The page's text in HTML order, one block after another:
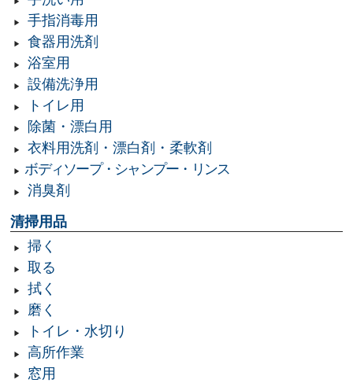
手指消毒用
食器用洗剤
浴室用
設備洗浄用
トイレ用
除菌・漂白用
衣料用洗剤・漂白剤・柔軟剤
ボディソープ・シャンプー・リンス
消臭剤
清掃用品
掃く
取る
拭く
磨く
トイレ・水切り
高所作業
窓用